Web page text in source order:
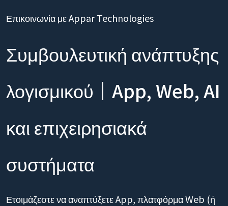
Επικοινωνία με Appar Technologies
Συμβουλευτική ανάπτυξης
λογισμικού｜App, Web, AI
και επιχειρησιακά
συστήματα
Ετοιμάζεστε να αναπτύξετε App, πλατφόρμα Web (ή